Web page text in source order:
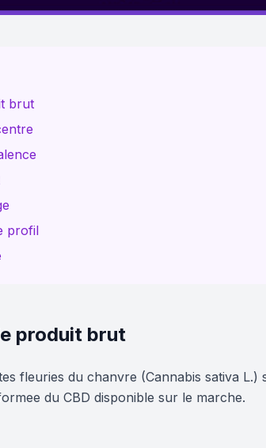
brut
profil
produit brut
fleuries du chanvre (Cannabis sativa L.)
du CBD disponible sur le marche.